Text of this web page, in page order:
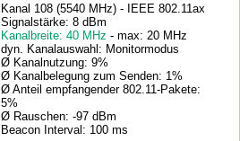
Kanal 108 (5540 MHz) - IEEE 802.11ax
Signalstärke: 8 dBm
Kanalbreite: 40 MHz- max: 20 MHz
dyn. Kanalauswahl: Monitormodus
Ø Kanalnutzung: 9%
Ø Kanalbelegung zum Senden: 1%
Ø Anteil empfangender 802.11-Pakete:
5%
Ø Rauschen: -97 dBm
Beacon Interval: 100 ms